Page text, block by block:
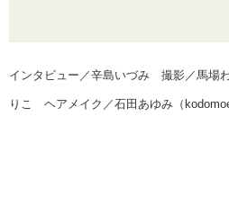
インタビュー／辛島いづみ 撮影／馬場
りこ ヘアメイク／石田あゆみ（